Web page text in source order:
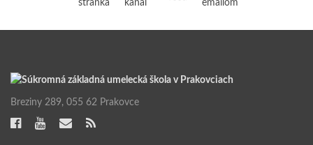
Breziny 289, 055 62 Prakovce